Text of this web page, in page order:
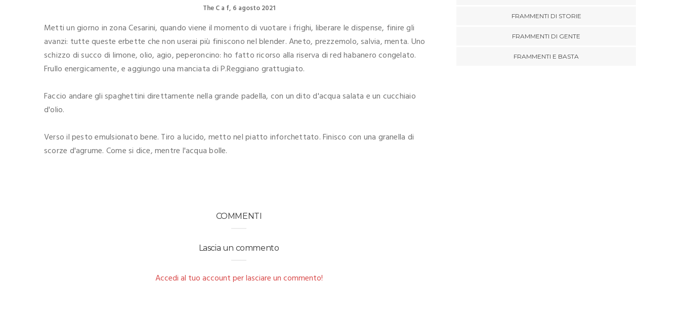
The C a f 6 agosto 2021
Metti un giorno in zona Cesarini, quando viene il momento di vuotare i frighi, liberare le dispense, finire gli
avanzi: tutte queste erbette che non userai più finiscono nel blender. Aneto, prezzemolo, salvia, menta. Uno
schizzo di succo di limone, olio, agio, peperoncino: ho fatto ricorso alla riserva di red habanero congelato.
Frullo energicamente, e aggiungo una manciata di P.Reggiano grattugiato.
Faccio andare gli spaghettini direttamente nella grande padella, con un dito d'acqua salata e un cucchiaio
d'olio.
Verso il pesto emulsionato bene. Tiro a lucido, metto nel piatto inforchettato. Finisco con una granella di
scorze d'agrume. Come si dice, mentre l'acqua bolle.
COMMENTI
Lascia un commento
Accedi al tuo account per lasciare un commento!
FRAMMENTI DI STORIE
FRAMMENTI DI GENTE
FRAMMENTI E BASTA